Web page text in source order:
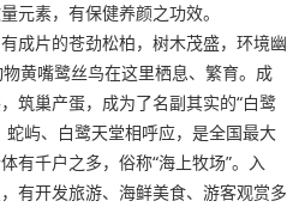
元素，有保健养颜之功效。
成片的苍劲松柏，树木茂盛，环境幽
黄嘴鹭丝鸟在这里栖息、繁育。成
筑巢产蛋，成为了名副其实的“白鹭
屿、白鹭天堂相呼应，是全国最大
有千户之多，俗称“海上牧场”。入
有开发旅游、海鲜美食、游客观赏多